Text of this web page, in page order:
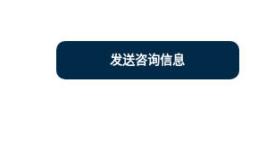
发送咨询信息